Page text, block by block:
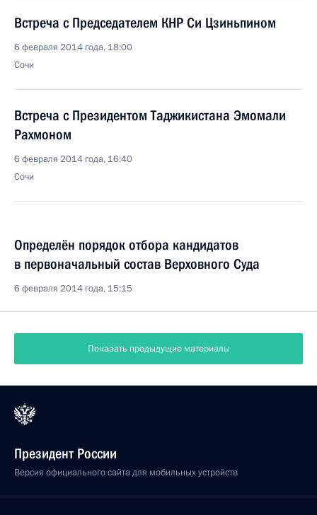
Встреча с Председателем КНР Си Цзиньпином
6 февраля 2014 года, 18:00
Сочи
Встреча с Президентом Таджикистана Эмомали
Рахмоном
6 февраля 2014 года, 16:40
Сочи
Определён порядок отбора кандидатов
в первоначальный состав Верховного Суда
6 февраля 2014 года, 15:15
Показать предыдущие материалы
Президент России
Версия официального сайта для мобильных устройств